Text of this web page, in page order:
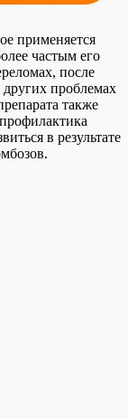
применяется
частым его
после
проблемах
также
в результате